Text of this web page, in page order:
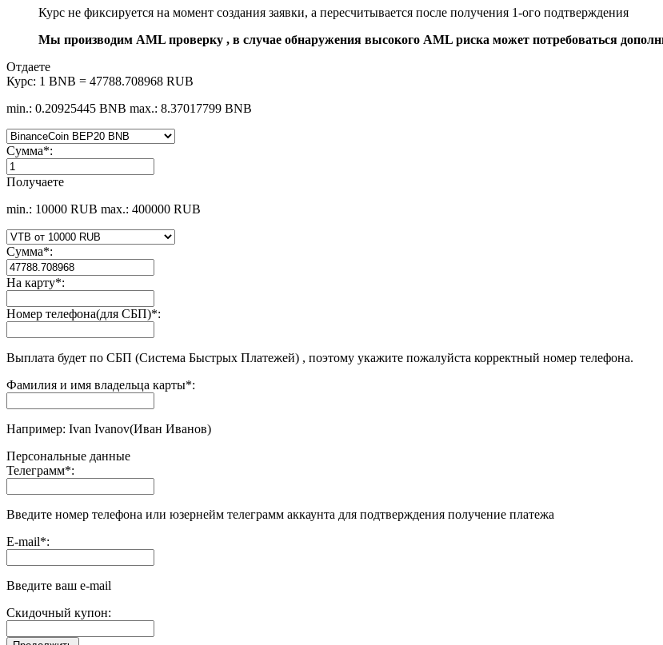
Курс не фиксируется на момент создания заявки, а пересчитывается после получения 1-ого подтверждения
Мы производим AML проверку , в случае обнаружения высокого AML риска может потребоваться
Отдаете
Курс: 1 BNB = 47788.708968 RUB
min.: 0.20925445 BNB max.: 8.37017799 BNB
Сумма*:
Получаете
min.: 10000 RUB max.: 400000 RUB
Сумма*:
На карту*:
Номер телефона(для СБП)*:
Выплата будет по СБП (Система Быстрых Платежей) , поэтому укажите пожалуйста корректный номер телефона.
Фамилия и имя владельца карты*:
Например: Ivan Ivanov(Иван Иванов)
Персональные данные
Телеграмм*:
Введите номер телефона или юзернейм телеграмм аккаунта для подтверждения получение платежа
E-mail*:
Введите ваш e-mail
Скидочный купон: